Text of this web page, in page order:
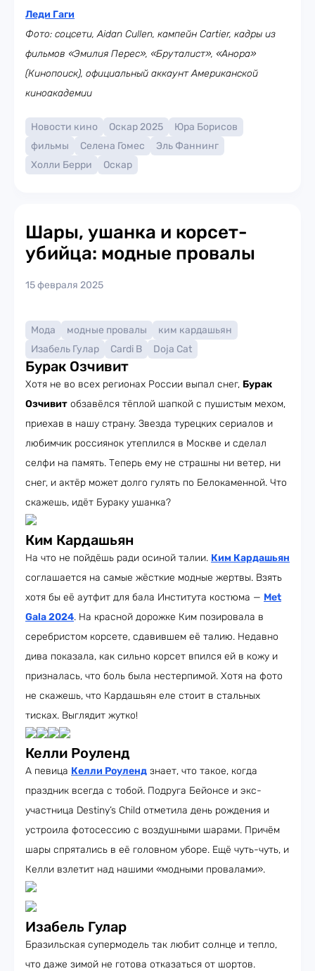
Леди Гаги
Фото: соцсети, Aidan Cullen, кампейн Cartier, кадры из
фильмов «Эмилия Перес», «Бруталист», «Анора»
(Кинопоиск), официальный аккаунт Американской
киноакадемии
Новости кино Оскар 2025
Юра Борисов
фильмы
Селена Гомес
Эль Фаннинг
Холли Берри
Оскар
Шары, ушанка и корсет-
убийца: модные провалы
15 февраля 2025
Мода модные провалы
ким кардашьян
Изабель Гулар
Cardi B Doja Cat
Бурак Озчивит
Хотя не во всех регионах России выпал снег, Бурак
Озчивит обзавёлся тёплой шапкой с пушистым мехом,
приехав в нашу страну. Звезда турецких сериалов и
любимчик россиянок утеплился в Москве и сделал
селфи на память. Теперь ему не страшны ни ветер, ни
снег, и актёр может долго гулять по Белокаменной. Что
скажешь, идёт Бураку ушанка?
Ким Кардашьян
На что не пойдёшь ради осиной талии. Ким Кардашьян
соглашается на самые жёсткие модные жертвы. Взять
хотя бы её аутфит для бала Института костюма — Met
Gala 2024. На красной дорожке Ким позировала в
серебристом корсете, сдавившем её талию. Недавно
дива показала, как сильно корсет впился ей в кожу и
призналась, что боль была нестерпимой. Хотя на фото
не скажешь, что Кардашьян еле стоит в стальных
тисках. Выглядит жутко!
Келли Роуленд
А певица Келли Роуленд знает, что такое, когда
праздник всегда с тобой. Подруга Бейонсе и экс-
участница Destiny’s Child отметила день рождения и
устроила фотосессию с воздушными шарами. Причём
шары спрятались в её головном уборе. Ещё чуть-чуть, и
Келли взлетит над нашими «модными провалами».
Изабель Гулар
Бразильская супермодель так любит солнце и тепло,
что даже зимой не готова отказаться от шортов.